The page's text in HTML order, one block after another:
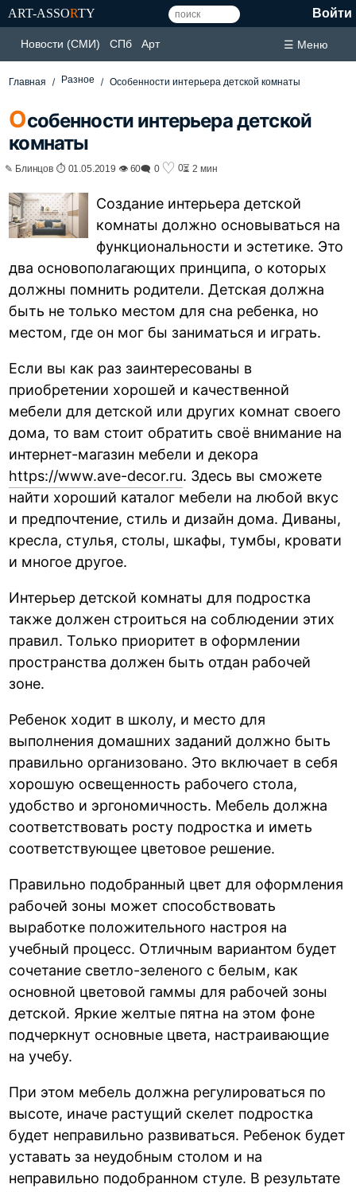
ART-ASSORTY Войти
Новости (СМИ) СПб Арт ☰ Меню
Главная Разное Особенности интерьера детской комнаты
Особенности интерьера детской
комнаты
✎ Блинцов ⏱ 01.05.2019 👁 60🗨 0 ♡ 0⏳ 2 мин
Создание интерьера детской
комнаты должно основываться на
функциональности и эстетике. Это
два основополагающих принципа, о которых
должны помнить родители. Детская должна
быть не только местом для сна ребенка, но
местом, где он мог бы заниматься и играть.
Если вы как раз заинтересованы в
приобретении хорошей и качественной
мебели для детской или других комнат своего
дома, то вам стоит обратить своё внимание на
интернет-магазин мебели и декора
https://www.ave-decor.ru. Здесь вы сможете
найти хороший каталог мебели на любой вкус
и предпочтение, стиль и дизайн дома. Диваны,
кресла, стулья, столы, шкафы, тумбы, кровати
и многое другое.
Интерьер детской комнаты для подростка
также должен строиться на соблюдении этих
правил. Только приоритет в оформлении
пространства должен быть отдан рабочей
зоне.
Ребенок ходит в школу, и место для
выполнения домашних заданий должно быть
правильно организовано. Это включает в себя
хорошую освещенность рабочего стола,
удобство и эргономичность. Мебель должна
соответствовать росту подростка и иметь
соответствующее цветовое решение.
Правильно подобранный цвет для оформления
рабочей зоны может способствовать
выработке положительного настроя на
учебный процесс. Отличным вариантом будет
сочетание светло-зеленого с белым, как
основной цветовой гаммы для рабочей зоны
детской. Яркие желтые пятна на этом фоне
подчеркнут основные цвета, настраивающие
на учебу.
При этом мебель должна регулироваться по
высоте, иначе растущий скелет подростка
будет неправильно развиваться. Ребенок будет
уставать за неудобным столом и на
неправильно подобранном стуле. В результате